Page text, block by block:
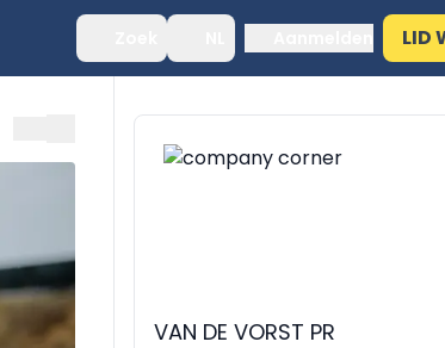
LID
VAN DE VORST PR